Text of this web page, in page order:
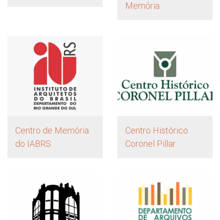
Memória
Centro de Memória
do IABRS
Centro Histórico
Coronel Pillar